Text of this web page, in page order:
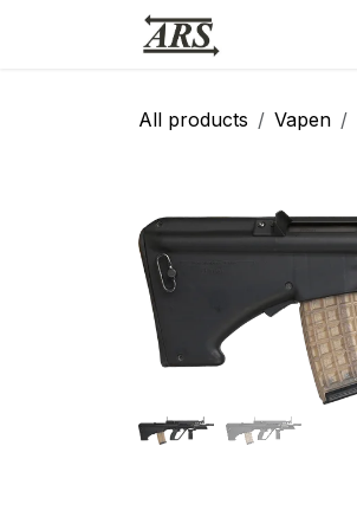
Hoppa till innehåll
All products Vapen